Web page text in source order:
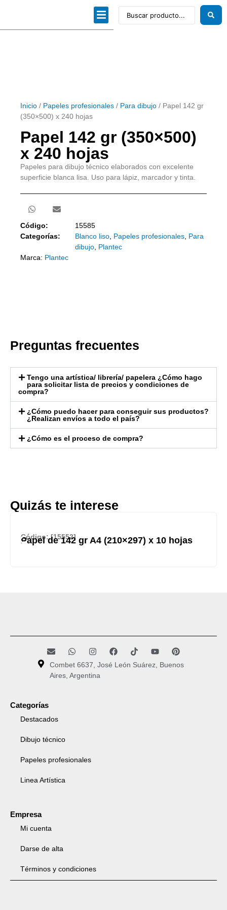
Inicio / Papeles profesionales / Para dibujo / Papel 142 gr
(350×500) x 240 hojas
Papel 142 gr (350×500)
x 240 hojas
Papeles para dibujo técnico elaborados con excelente
superficie blanca lisa. Uso para lápiz, marcador y tinta.
Código:
15585
Categorías:
Blanco liso, Papeles profesionales, Para
dibujo, Plantec
Marca: Plantec
Preguntas frecuentes
Tengo una artística/ librería/ papelera ¿Cómo hago
para solicitar lista de precios y condiciones de
compra?
¿Cómo puedo hacer para conseguir sus productos?
¿Realizan envíos a todo el país?
¿Cómo es el proceso de compra?
Quizás te interese
Código: [15552]
Papel de 142 gr A4 (210×297) x 10 hojas
Combet 6637, José León Suárez, Buenos
Aires, Argentina
Categorías
Destacados
Dibujo técnico
Papeles profesionales
Linea Artística
Empresa
Mi cuenta
Darse de alta
Términos y condiciones